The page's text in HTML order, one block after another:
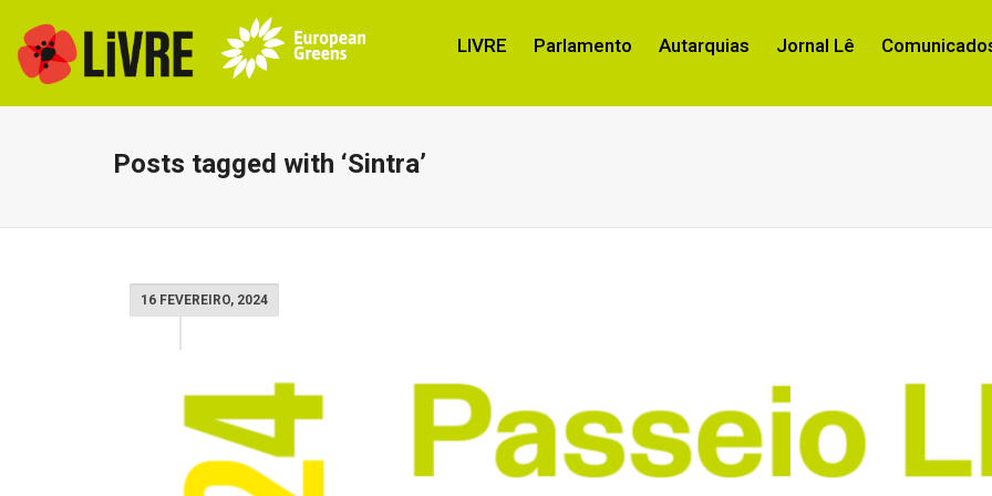
LIVRE Parlamento Autarquias Jornal Lê
Posts tagged with ‘Sintra’
16 FEVEREIRO, 2024